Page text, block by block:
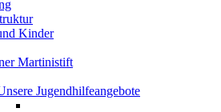
Kinder
Martinistift
Jugendhilfeangebote